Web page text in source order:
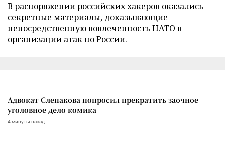
В распоряжении российских хакеров оказались
секретные материалы, доказывающие
непосредственную вовлеченность НАТО в
организации атак по России.
Адвокат Слепакова попросил прекратить заочное
уголовное дело комика
4 минуты назад